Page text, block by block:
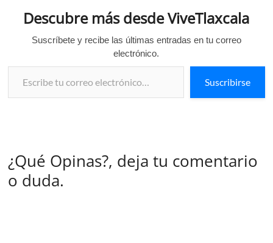
Descubre más desde ViveTlaxcala
Suscríbete y recibe las últimas entradas en tu correo
electrónico.
Escribe tu correo electrónico…
Suscribirse
¿Qué Opinas?, deja tu comentario
o duda.